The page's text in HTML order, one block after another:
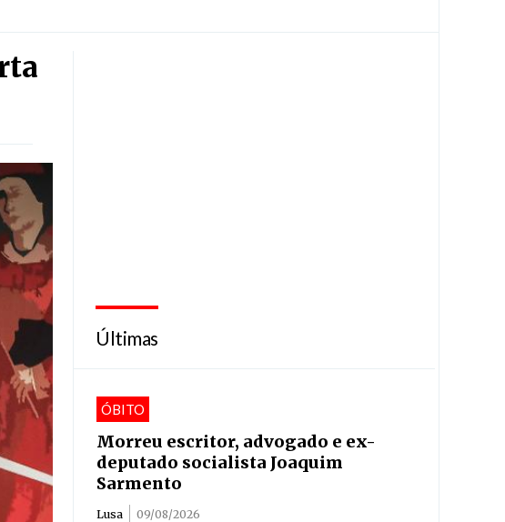
Últimas
ÓBITO
Morreu escritor, advogado e ex-
deputado socialista Joaquim
Sarmento
Lusa 09/08/2026